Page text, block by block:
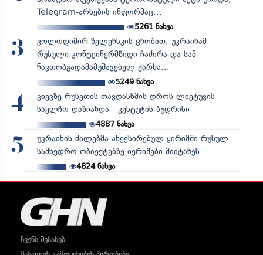
Telegram-არხების ინფორმაც...
5261ნახვა
3
ვოლოდიმირ ზელენსკის ცნობით, უკრაინამ
რუსული კონტეინერმზიდი ჩაძირა და სამ
ნავთობგადამამუშავებელ ქარხა...
5249ნახვა
4
კიევზე რუსეთის თავდასხმის დროს ლიეტუვის
საელჩო დაზიანდა - კესტუტის ბუდრისი
4887ნახვა
5
უკრაინის ძალებმა ანექსირებულ ყირიმში რუსულ
სამხედრო ობიექტებზე იერიშები მიიტანეს...
4824ნახვა
ჩვენს შესახებ